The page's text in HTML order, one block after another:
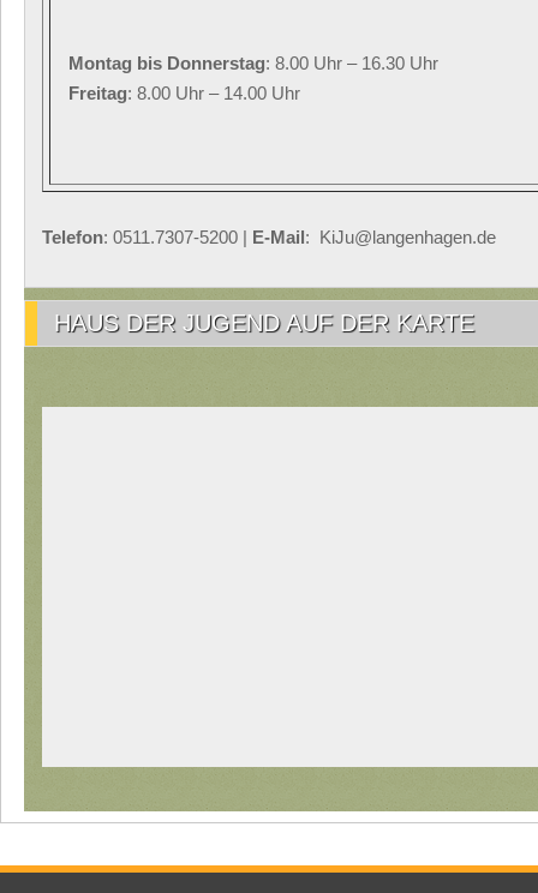
Montag bis Donnerstag: 8.00 Uhr – 16.30 Uhr
Freitag: 8.00 Uhr – 14.00 Uhr
Telefon: 0511.7307-5200 | E-Mail: KiJu@langenhagen.de
HAUS DER JUGEND AUF DER KARTE